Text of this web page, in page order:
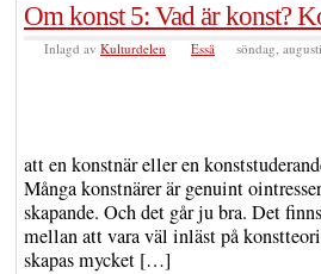
Om konst 5: Vad är konst?
Inlagd av Kulturdelen Essä söndag,
att en konstnär eller en
Många konstnärer är genuint
skapande. Och det går ju bra. Det
mellan att vara väl inläst på
skapas mycket […]